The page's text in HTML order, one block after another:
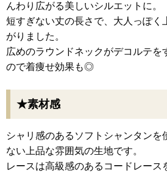
んわり広がる美しいシルエットに。
短すぎない丈の長さで、大人っぽく
がりました。
広めのラウンドネックがデコルテを
ので着痩せ効果も◎
★素材感
シャリ感のあるソフトシャンタンを
ない上品な雰囲気の生地です。
レースは高級感のあるコードレース